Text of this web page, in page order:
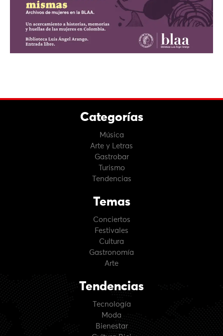
Categorías
Música
Arte y Letras
Gastrobar
Turismo
Tendencias
Temas
Conciertos
Festivales
Cultura
Gastronomía
Arte
Tendencias
Tecnología
Moda
Bienestar